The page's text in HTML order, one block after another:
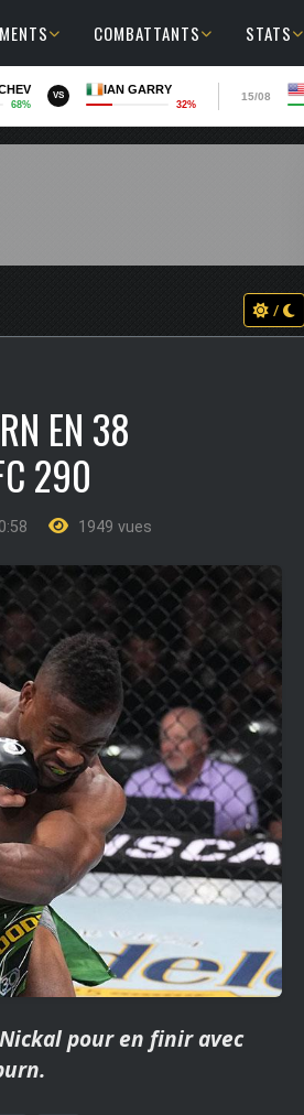
COMBATTANTS STATS
68%
VS IAN GARRY
32%
15/08
/
EN 38
290
1949 vues
pour en finir avec